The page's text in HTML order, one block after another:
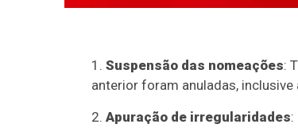
Suspensão das nomeações:
anterior foram anuladas,
Apuração de irregularidades: